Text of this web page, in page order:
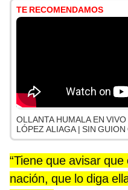
TE RECOMENDAMOS
OLLANTA HUMALA EN
LÓPEZ ALIAGA | SIN
“Tiene que avisar
nación, que lo diga